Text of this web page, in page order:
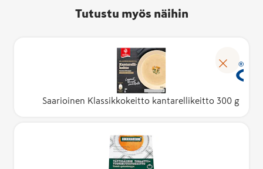
Tutustu myös näihin
Saarioinen Klassikkokeitto kantarellikeitto 300 g